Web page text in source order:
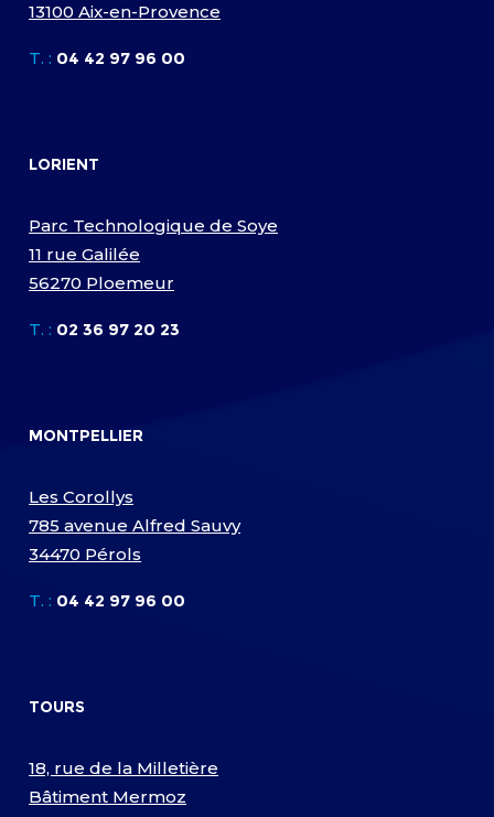
13100 Aix-en-Provence
T. : 04 42 97 96 00
LORIENT
Parc Technologique de Soye
11 rue Galilée
56270 Ploemeur
T. : 02 36 97 20 23
MONTPELLIER
Les Corollys
785 avenue Alfred Sauvy
34470 Pérols
T. : 04 42 97 96 00
TOURS
18, rue de la Milletière
Bâtiment Mermoz